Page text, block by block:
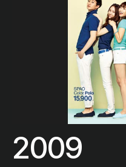
2009